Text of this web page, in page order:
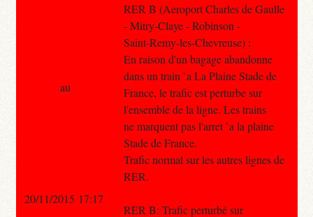
RER B (Aeroport Charles de Gaulle
- Mitry-Claye - Robinson -
Saint-Remy-les-Chevreuse) :
En raison d'un bagage abandonne
dans un train `a La Plaine Stade de
France, le trafic est perturbe sur
l'ensemble de la ligne. Les trains
ne marquent pas l'arret `a la plaine
Stade de France.
Trafic normal sur les autres lignes de
RER.
RER B: Trafic perturbé sur
au
20/11/2015 17:17